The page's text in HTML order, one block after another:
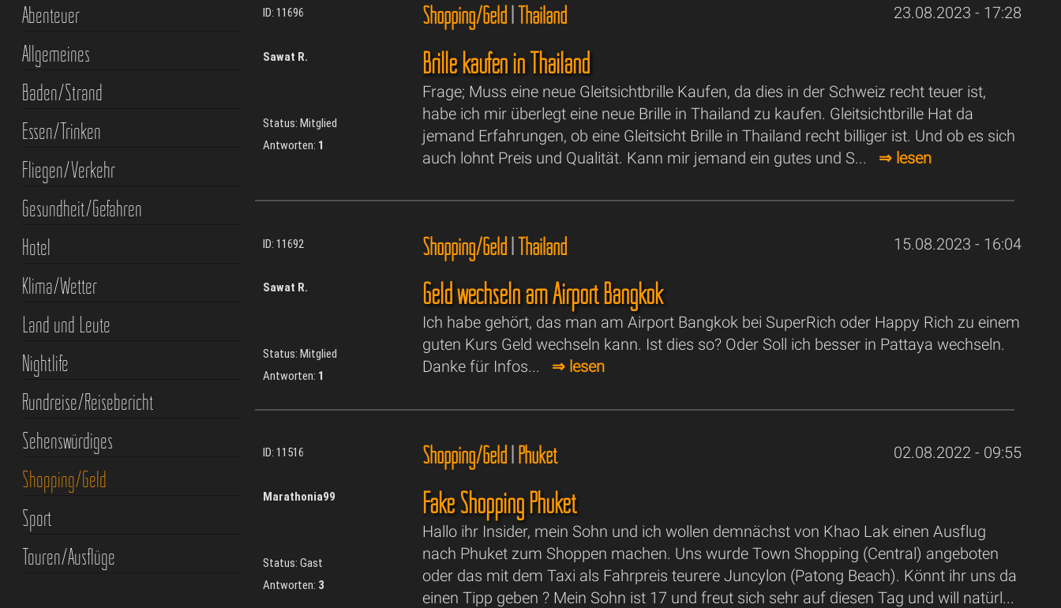
ID: 11696 Shopping/Geld|Thailand 23.08.2023 - 17:28
Sawat R.
Status: Mitglied
Antworten: 1
Brille kaufen in Thailand
Frage; Muss eine neue Gleitsichtbrille Kaufen, da dies in der Schweiz recht teuer ist,
habe ich mir überlegt eine neue Brille in Thailand zu kaufen. Gleitsichtbrille Hat da
jemand Erfahrungen, ob eine Gleitsicht Brille in Thailand recht billiger ist. Und ob es sich
auch lohnt Preis und Qualität. Kann mir jemand ein gutes und S... ⇒ lesen
ID: 11692 Shopping/Geld|Thailand 15.08.2023 - 16:04
Sawat R.
Status: Mitglied
Antworten: 1
Geld wechseln am Airport Bangkok
Ich habe gehört, das man am Airport Bangkok bei SuperRich oder Happy Rich zu einem
guten Kurs Geld wechseln kann. Ist dies so? Oder Soll ich besser in Pattaya wechseln.
Danke für Infos... ⇒ lesen
ID: 11516 Shopping/Geld|Phuket 02.08.2022 - 09:55
Marathonia99
Status: Gast
Antworten: 3
Fake Shopping Phuket
Hallo ihr Insider, mein Sohn und ich wollen demnächst von Khao Lak einen Ausflug
nach Phuket zum Shoppen machen. Uns wurde Town Shopping (Central) angeboten
oder das mit dem Taxi als Fahrpreis teurere Juncylon (Patong Beach). Könnt ihr uns da
einen Tipp geben ? Mein Sohn ist 17 und freut sich sehr auf diesen Tag und will natürl...
Abenteuer
Allgemeines
Baden/Strand
Essen/Trinken
Fliegen/Verkehr
Gesundheit/Gefahren
Hotel
Klima/Wetter
Land und Leute
Nightlife
Rundreise/Reisebericht
Sehenswürdiges
Shopping/Geld
Sport
Touren/Ausflüge